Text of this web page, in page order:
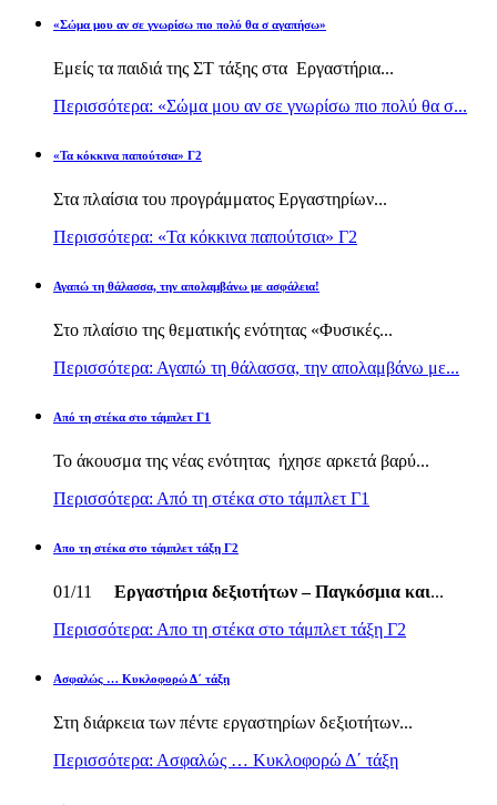
«Σώμα μου αν σε γνωρίσω πιο πολύ θα σ αγαπήσω»
Εμείς τα παιδιά της ΣΤ τάξης στα Εργαστήρια...
Περισσότερα: «Σώμα μου αν σε γνωρίσω πιο πολύ θα σ...
«Τα κόκκινα παπούτσια» Γ2
Στα πλαίσια του προγράμματος Εργαστηρίων...
Περισσότερα: «Τα κόκκινα παπούτσια» Γ2
Αγαπώ τη θάλασσα, την απολαμβάνω με ασφάλεια!
Στο πλαίσιο της θεματικής ενότητας «Φυσικές...
Περισσότερα: Αγαπώ τη θάλασσα, την απολαμβάνω με...
Από τη στέκα στο τάμπλετ Γ1
Το άκουσμα της νέας ενότητας ήχησε αρκετά βαρύ...
Περισσότερα: Από τη στέκα στο τάμπλετ Γ1
Απο τη στέκα στο τάμπλετ τάξη Γ2
01/11 Εργαστήρια δεξιοτήτων – Παγκόσμια και...
Περισσότερα: Απο τη στέκα στο τάμπλετ τάξη Γ2
Ασφαλώς … Κυκλοφορώ Δ΄ τάξη
Στη διάρκεια των πέντε εργαστηρίων δεξιοτήτων...
Περισσότερα: Ασφαλώς … Κυκλοφορώ Δ΄ τάξη